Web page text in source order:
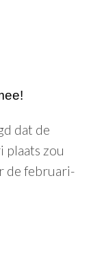
dat de
plaats zou
de februari-